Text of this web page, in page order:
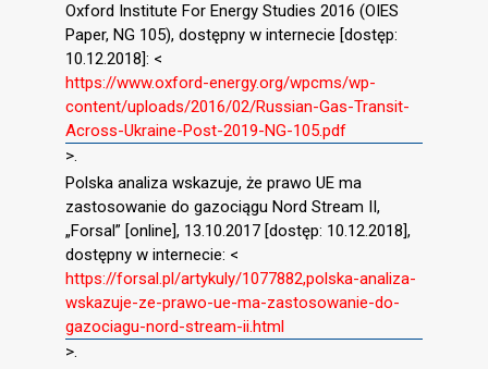
Oxford Institute For Energy Studies 2016 (OIES
Paper, NG 105), dostępny w internecie [dostęp:
10.12.2018]: <
https://www.oxford-energy.org/wpcms/wp-
content/uploads/2016/02/Russian-Gas-Transit-
Across-Ukraine-Post-2019-NG-105.pdf
>.
Polska analiza wskazuje, że prawo UE ma
zastosowanie do gazociągu Nord Stream II,
„Forsal” [online], 13.10.2017 [dostęp: 10.12.2018],
dostępny w internecie: <
https://forsal.pl/artykuly/1077882,polska-analiza-
wskazuje-ze-prawo-ue-ma-zastosowanie-do-
gazociagu-nord-stream-ii.html
>.